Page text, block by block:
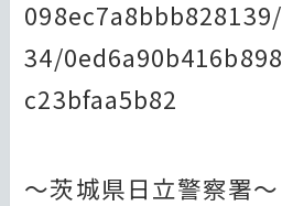
34/
c23bfaa5b82
～茨城県日立警察署～